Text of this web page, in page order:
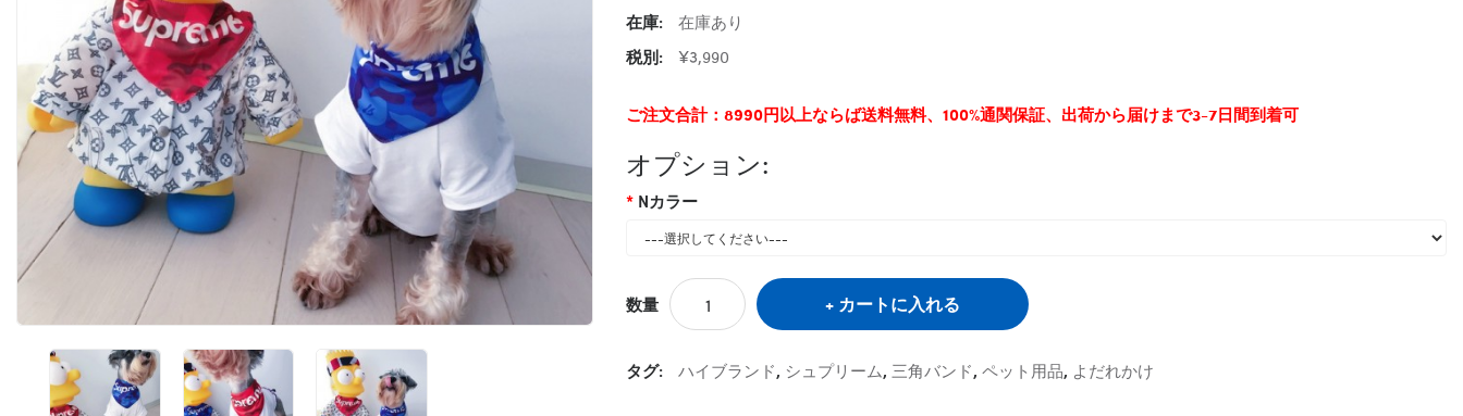
在庫:
在庫あり
税別:
¥3,990
ご注文合計：8990円以上ならば送料無料、100%通関保証、出荷から届けまで3-7日間到着可
オプション:
Nカラー
数量 カートに入れる
タグ: ハイブランド, シュプリーム, 三角バンド, ペット用品, よだれかけ